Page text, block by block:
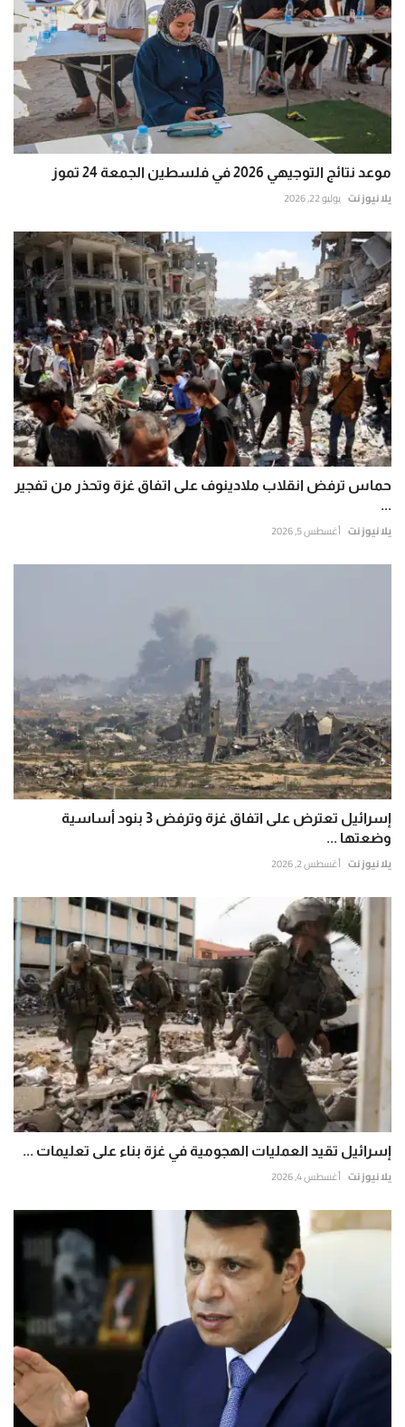
موعد نتائج التوجيهي 2026 في فلسطين الجمعة 24 تموز
يلا نيوز نت يوليو 22, 2026
حماس ترفض انقلاب ملادينوف على اتفاق غزة وتحذر من تفجير
...
يلا نيوز نت أغسطس 5, 2026
إسرائيل تعترض على اتفاق غزة وترفض 3 بنود أساسية
وضعتها ...
يلا نيوز نت أغسطس 2, 2026
إسرائيل تقيد العمليات الهجومية في غزة بناء على تعليمات ...
يلا نيوز نت أغسطس 4, 2026